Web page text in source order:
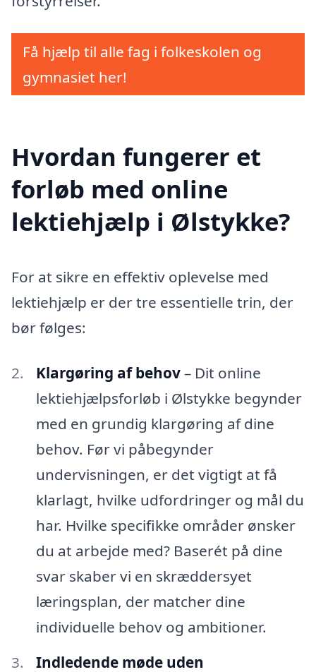
Få hjælp til alle fag i folkeskolen og
gymnasiet her!
Hvordan fungerer et
forløb med online
lektiehjælp i Ølstykke?
For at sikre en effektiv oplevelse med
lektiehjælp er der tre essentielle trin, der
bør følges:
Klargøring af behov– Dit online
lektiehjælpsforløb i Ølstykke begynder
med en grundig klargøring af dine
behov. Før vi påbegynder
undervisningen, er det vigtigt at få
klarlagt, hvilke udfordringer og mål du
har. Hvilke specifikke områder ønsker
du at arbejde med? Baserét på dine
svar skaber vi en skræddersyet
læringsplan, der matcher dine
individuelle behov og ambitioner.
Indledende møde uden